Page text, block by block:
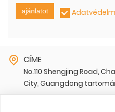
ajánlatot
CÍME
No.110 Shengjing Road,
City, Guangdong